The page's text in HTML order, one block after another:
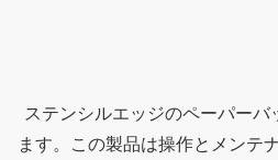
ステンシルエッジのペーパー
ます。この製品は操作とメンテ